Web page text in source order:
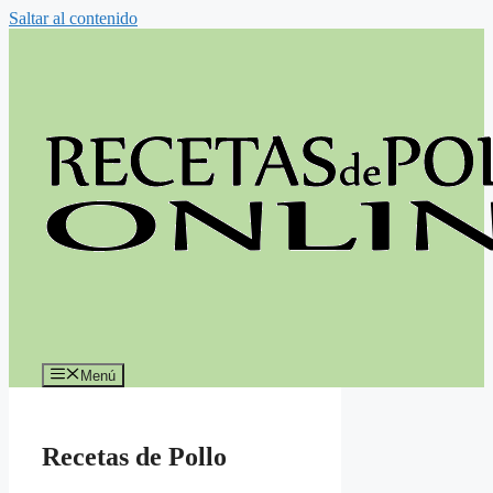
Saltar al contenido
Menú
Recetas de Pollo